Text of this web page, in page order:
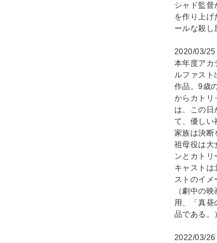
シャド監
を作り上
ールな殺し
2020/03/25
本年度アカ
ルファス
作品。9歳
からカトリ
は、この日
て、優しい
家族は決断
祖母役は大
ンとカト
キャストは
ストのイ
（劇中の
用、「真
品である。
2022/03/26